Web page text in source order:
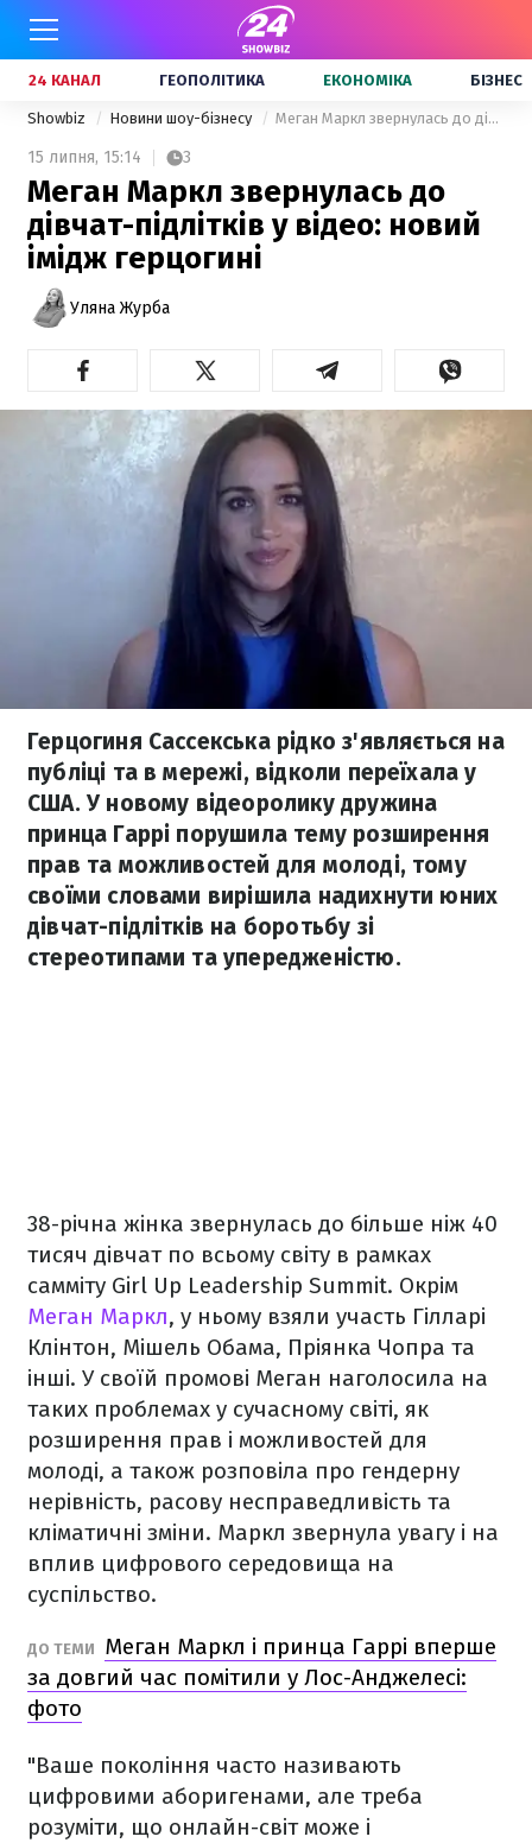
24 КАНАЛ ГЕОПОЛІТИКА ЕКОНОМІКА БІЗНЕС
Showbiz Новини шоу-бізнесу Меган Маркл звернулась до дівчат-підлітків у відео: новий імідж герцогині
15 липня, 15:14 3
Меган Маркл звернулась до
дівчат-підлітків у відео: новий
імідж герцогині
Уляна Журба
Герцогиня Сассекська рідко з'являється на
публіці та в мережі, відколи переїхала у
США. У новому відеоролику дружина
принца Гаррі порушила тему розширення
прав та можливостей для молоді, тому
своїми словами вирішила надихнути юних
дівчат-підлітків на боротьбу зі
стереотипами та упередженістю.
38-річна жінка звернулась до більше ніж 40
тисяч дівчат по всьому світу в рамках
самміту Girl Up Leadership Summit. Окрім
Меган Маркл, у ньому взяли участь Гілларі
Клінтон, Мішель Обама, Пріянка Чопра та
інші. У своїй промові Меган наголосила на
таких проблемах у сучасному світі, як
розширення прав і можливостей для
молоді, а також розповіла про гендерну
нерівність, расову несправедливість та
кліматичні зміни. Маркл звернула увагу і на
вплив цифрового середовища на
суспільство.
ДО ТЕМИ
Меган Маркл і принца Гаррі вперше
за довгий час помітили у Лос-Анджелесі:
фото
"Ваше покоління часто називають
цифровими аборигенами, але треба
розуміти, що онлайн-світ може і